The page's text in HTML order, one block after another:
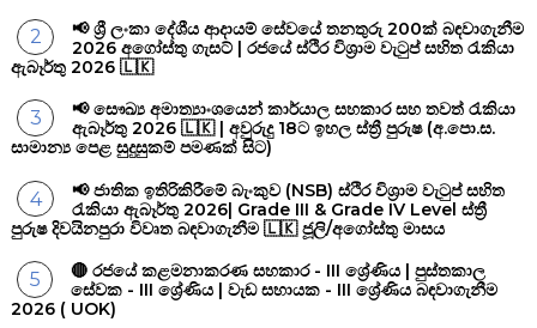
📢 ශ්‍රී ලංකා දේශීය ආදායම් සේවයේ තනතුරු 200ක් බඳවාගැනීම
2026 අගෝස්තු ගැසට් | රජයේ ස්ථිර විශ්‍රාම වැටුප් සහිත රැකියා
ඇබෑර්තු 2026 🇱🇰
📢 සෞඛ්‍ය අමාත්‍යාංශයෙන් කාර්යාල සහකාර සහ තවත් රැකියා
ඇබෑර්තු 2026 🇱🇰 | අවුරුදු 18ට ඉහල ස්ත්‍රී පුරුෂ (අ.පො.ස.
සාමාන්‍ය පෙළ සුදුසුකම් පමණක් සිට)
📢 ජාතික ඉතිරිකිරීමේ බැංකුව (NSB) ස්ථිර විශ්‍රාම වැටුප් සහිත
රැකියා ඇබෑර්තු 2026| Grade III & Grade IV Level ස්ත්‍රී
පුරුෂ දිවයිනපුරා විවෘත බඳවාගැනීම 🇱🇰 ජූලි/අගෝස්තු මාසය
🔴 රජයේ කළමනාකරණ සහකාර - III ශ්‍රේණිය | පුස්තකාල
සේවක - III ශ්‍රේණිය | වැඩ සහායක - III ශ්‍රේණිය බඳවාගැනීම
2026 ( UOK)